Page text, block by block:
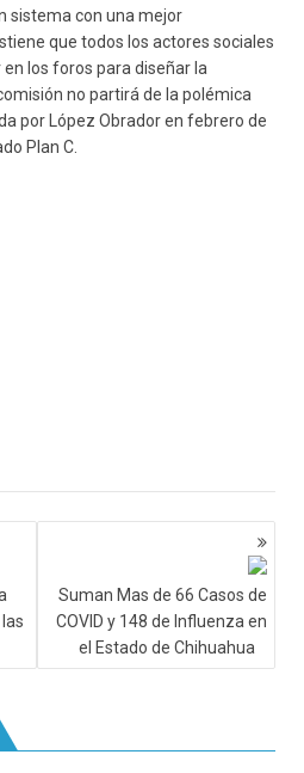
sistema con una mejor
que todos los actores sociales
los foros para diseñar la
no partirá de la polémica
por López Obrador en febrero de
Plan C.
Suman Mas de 66 Casos de
COVID y 148 de Influenza en
el Estado de Chihuahua